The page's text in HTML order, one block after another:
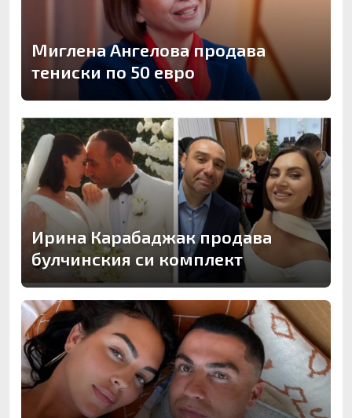
Миглена Ангелова продава
тениски по 50 евро
Ирина Карабаджак продава
булчинския си комплект